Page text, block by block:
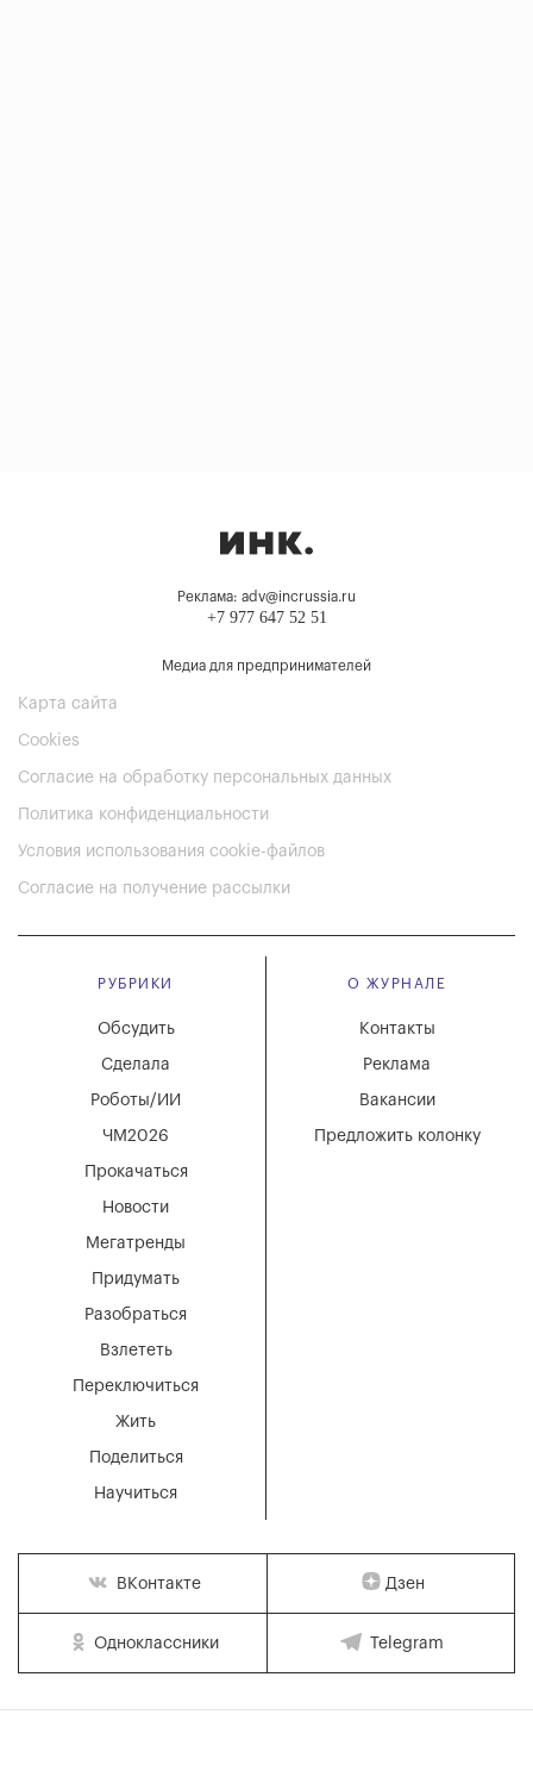
Реклама: adv@incrussia.ru
+7 977 647 52 51
Медиа для предпринимателей
Карта сайта
Cookies
Согласие на обработку персональных данных
Политика конфиденциальности
Условия использования cookie-файлов
Согласие на получение рассылки
РУБРИКИ
Мегатренды
Придумать
Разобраться
Взлететь
Новости
Переключиться
Жить
Поделиться
Научиться
Обсудить
Сделала
Роботы/ИИ
ЧМ2026
Прокачаться
О ЖУРНАЛЕ
Вакансии
Реклама
Контакты
Предложить колонку
ВКонтакте Дзен
Одноклассники Telegram